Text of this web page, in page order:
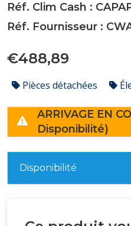
Réf. Clim Cash :
Réf. Fournisseur :
€488,89
Pièces détachées
ARRIVAGE EN
Disponibilité)
Disponibilité